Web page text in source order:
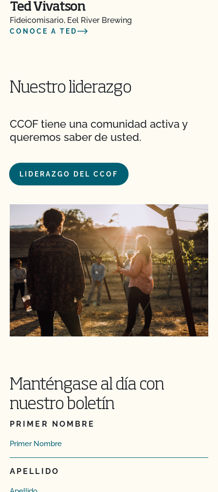
Ted Vivatson
Fideicomisario, Eel River Brewing
CONOCE A TED
Nuestro liderazgo
CCOF tiene una comunidad activa y
queremos saber de usted.
LIDERAZGO DEL CCOF
Manténgase al día con
nuestro boletín
PRIMER NOMBRE
APELLIDO